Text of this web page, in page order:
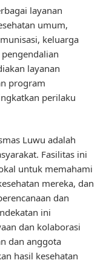
layanan
umum,
keluarga
layanan
program
perilaku
Luwu adalah
Fasilitas ini
untuk memahami
mereka, dan
dan
ini
dan kolaborasi
dan anggota
hasil kesehatan